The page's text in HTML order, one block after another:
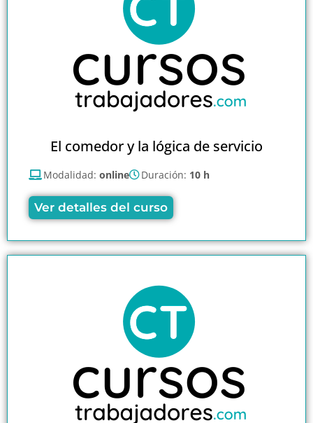
El comedor y la lógica de servicio
Modalidad: online Duración: 10 h
Ver detalles del curso